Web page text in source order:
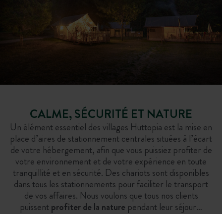
CALME, SÉCURITÉ ET NATURE
Un élément essentiel des villages Huttopia est la mise en
place d’aires de stationnement centrales situées à l’écart
de votre hébergement, afin que vous puissiez profiter de
votre environnement et de votre expérience en toute
tranquillité et en sécurité. Des chariots sont disponibles
dans tous les stationnements pour faciliter le transport
de vos affaires. Nous voulons que tous nos clients
puissent profiter de la nature pendant leur séjour…